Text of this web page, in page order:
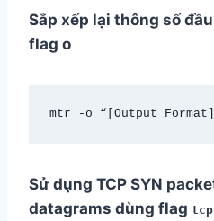
Sắp xếp lại thông số
flag o
mtr -o “[Output
Sử dụng TCP SYN
datagrams dùng flag tcp